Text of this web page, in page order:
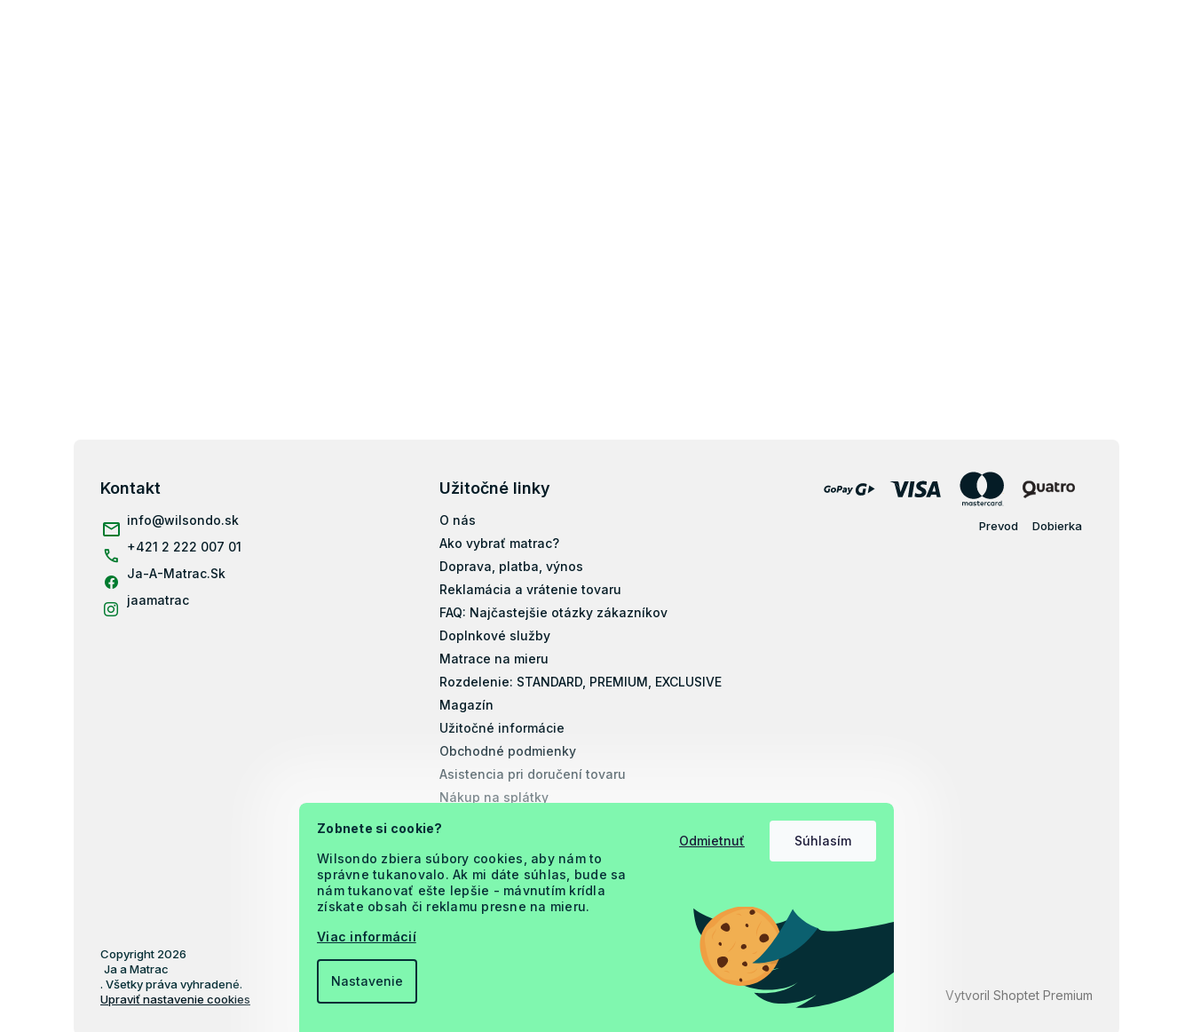
Zobnete si cookie?
Wilsondo zbiera súbory cookies, aby nám to
správne tukanovalo. Ak mi dáte súhlas, bude sa
nám tukanovať ešte lepšie - mávnutím krídla
získate obsah či reklamu presne na mieru.
Viac informácií
Nastavenie
Odmietnuť Súhlasím
Kontakt
info@wilsondo.sk
+421 2 222 007 01
Ja-A-Matrac.Sk
jaamatrac
Užitočné linky
O nás
Ako vybrať matrac?
Doprava, platba, výnos
Reklamácia a vrátenie tovaru
FAQ: Najčastejšie otázky zákazníkov
Doplnkové služby
Matrace na mieru
Rozdelenie: STANDARD, PREMIUM, EXCLUSIVE
Magazín
Užitočné informácie
Obchodné podmienky
Asistencia pri doručení tovaru
Nákup na splátky
Montážne návody
Podmienky ochrany osobných údajov
Prevod Dobierka
Vytvoril Shoptet Premium
Copyright 2026
Ja a Matrac
. Všetky práva vyhradené.
Upraviť nastavenie cookies